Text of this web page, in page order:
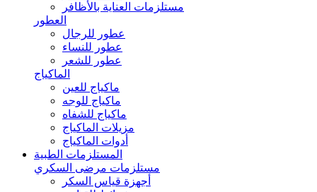
مستلزمات العناية بالأظافر
العطور
عطور للرجال
عطور للنساء
عطور للشعر
الماكياج
ماكياج للعين
ماكياج للوجه
ماكياج للشفاه
مزيلات الماكياج
أدوات الماكياج
المستلزمات الطبية
مستلزمات مرضى السكري
أجهزة قياس السكر